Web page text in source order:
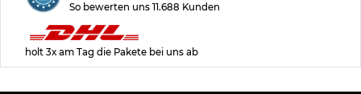
So bewerten uns 11.688 Kunden
holt 3x am Tag die Pakete bei uns ab